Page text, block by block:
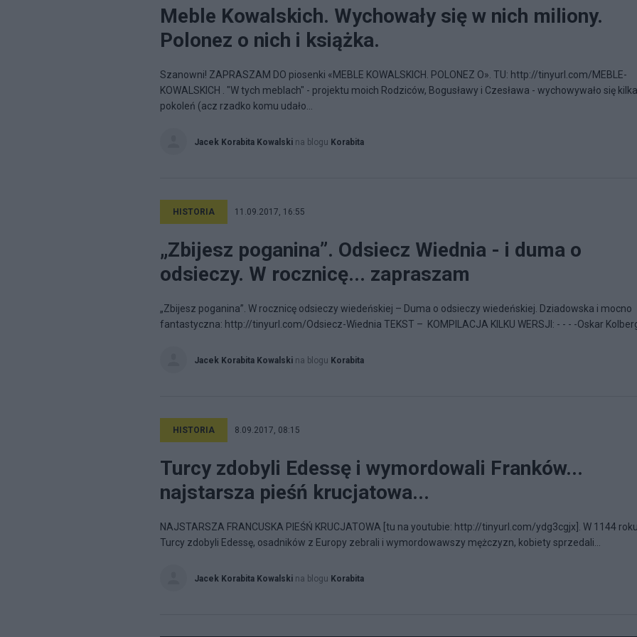
Meble Kowalskich. Wychowały się w nich miliony.
Polonez o nich i książka.
Szanowni! ZAPRASZAM DO piosenki «MEBLE KOWALSKICH. POLONEZ O». TU: http://tinyurl.com/MEBLE-
KOWALSKICH . "W tych meblach" - projektu moich Rodziców, Bogusławy i Czesława - wychowywało się kilka
pokoleń (acz rzadko komu udało...
Jacek Korabita Kowalski na blogu Korabita
HISTORIA 11.09.2017, 16:55
„Zbijesz poganina”. Odsiecz Wiednia - i duma o
odsieczy. W rocznicę... zapraszam
„Zbijesz poganina”. W rocznicę odsieczy wiedeńskiej – Duma o odsieczy wiedeńskiej. Dziadowska i mocno
fantastyczna: http://tinyurl.com/Odsiecz-Wiednia TEKST – KOMPILACJA KILKU WERSJI: - - - -Oskar
Jacek Korabita Kowalski na blogu Korabita
HISTORIA 8.09.2017, 08:15
Turcy zdobyli Edessę i wymordowali Franków...
najstarsza pieśń krucjatowa...
NAJSTARSZA FRANCUSKA PIEŚŃ KRUCJATOWA [tu na youtubie: http://tinyurl.com/ydg3cgjx]. W 1144
Turcy zdobyli Edessę, osadników z Europy zebrali i wymordowawszy mężczyzn, kobiety sprzedali...
Jacek Korabita Kowalski na blogu Korabita